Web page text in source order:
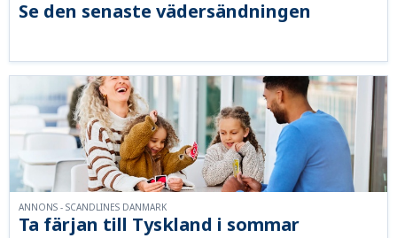
Se den senaste vädersändningen
Ta färjan till Tyskland i sommar
ANNONS - SCANDLINES DANMARK